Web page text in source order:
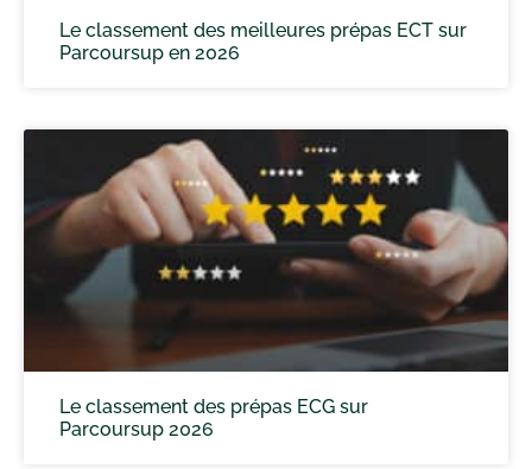
Le classement des meilleures prépas ECT sur
Parcoursup en 2026
Le classement des prépas ECG sur
Parcoursup 2026